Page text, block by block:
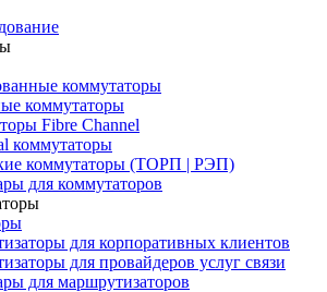
коммутаторы
коммутаторы
Fibre Channel
коммутаторы
коммутаторы (ТОРП | РЭП)
для коммутаторов
для корпоративных клиентов
для провайдеров услуг связи
для маршрутизаторов